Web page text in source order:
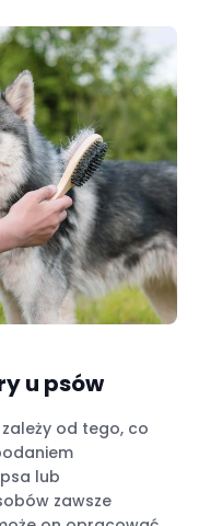
u psów
od tego, co
lub
zawsze